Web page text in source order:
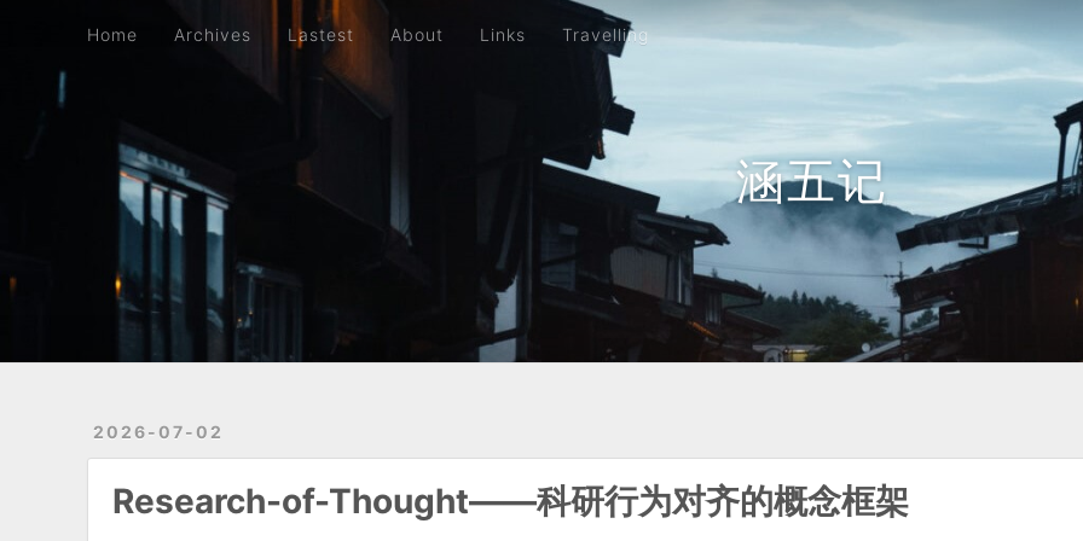
涵五记
Home Archives Lastest About Links Travelling
2026-07-02
Research-of-Thought——科研行为对齐的概念框架